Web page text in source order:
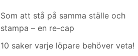
Som att stå på samma ställe och
stampa – en re-cap
10 saker varje löpare behöver veta!